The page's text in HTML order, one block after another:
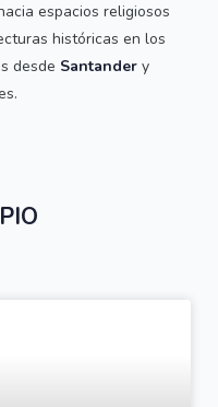
espacios religiosos
históricas en los
desde Santander y